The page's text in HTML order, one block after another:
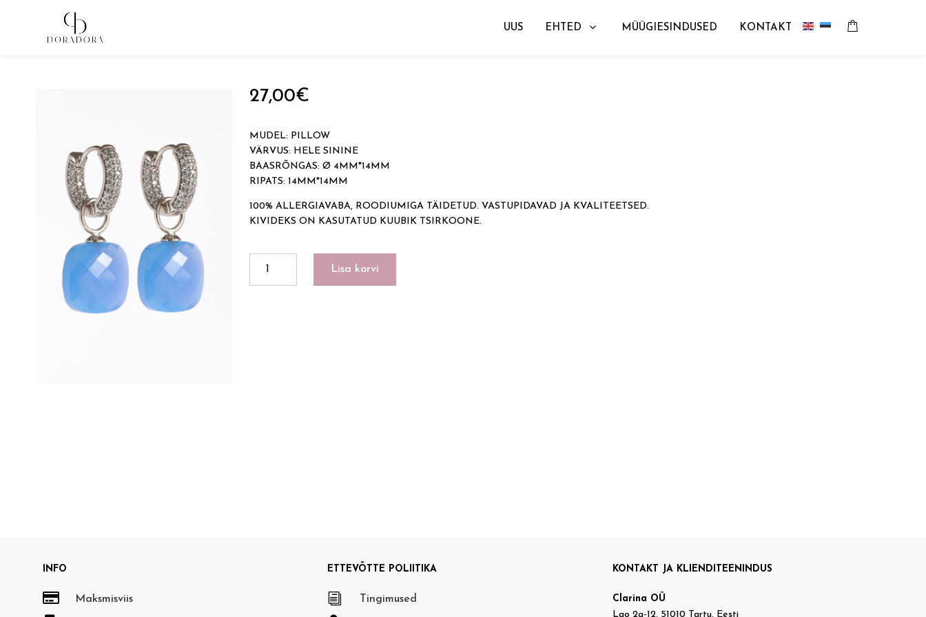
UUS EHTED MÜÜGIESINDUSED
KONTAKT
Avaleht→ Tugevkullatud ehted
27,00€
MUDEL: PILLOW
VÄRVUS: HELE SININE
BAASRÕNGAS: Ø 4MM*14MM
RIPATS: 14MM*14MM
100% ALLERGIAVABA, ROODIUMIGA TÄIDETUD. VASTUPIDAVAD JA KVALITEETSED.
KIVIDEKS ON KASUTATUD KUUBIK TSIRKOONE.
Lisa korvi
INFO
 Maksmisviis
ETTEVÕTTE POLIITIKA
i Tingimused
KONTAKT JA KLIENDITEENINDUS
Clarina OÜ
Lao 2a-12, 51010 Tartu, Eesti